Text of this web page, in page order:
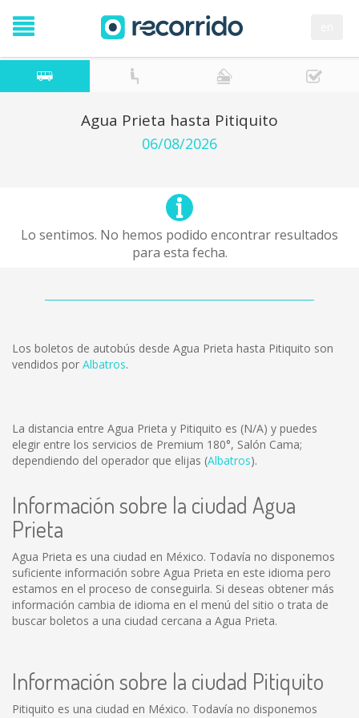
Agua Prieta hasta Pitiquito
06/08/2026
Lo sentimos. No hemos podido encontrar resultados
para esta fecha.
Los boletos de autobús desde Agua Prieta hasta Pitiquito son
vendidos por Albatros.
La distancia entre Agua Prieta y Pitiquito es (N/A) y puedes
elegir entre los servicios de Premium 180°, Salón Cama;
dependiendo del operador que elijas (Albatros).
Información sobre la ciudad Agua
Prieta
Agua Prieta es una ciudad en México. Todavía no disponemos
suficiente información sobre Agua Prieta en este idioma pero
estamos en el proceso de conseguirla. Si deseas obtener más
información cambia de idioma en el menú del sitio o trata de
buscar boletos a una ciudad cercana a Agua Prieta.
Información sobre la ciudad Pitiquito
Pitiquito es una ciudad en México. Todavía no disponemos